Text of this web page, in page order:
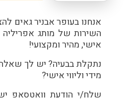
אנחנו בעופר אבניר גאים
אישי, מהיר ומקצועי!
נתקלת בבעיה? יש לך
מידי וליווי אישי?
שלח/י הודעת וואטסאפ